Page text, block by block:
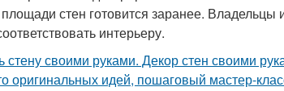
стен готовится заранее. Владельцы
интерьеру.